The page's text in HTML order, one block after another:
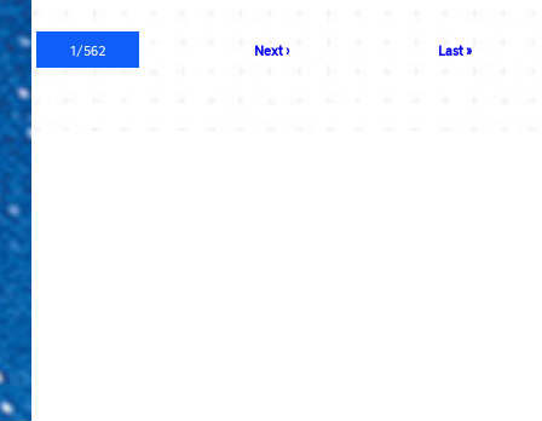
PaginationCurrent
page
1/562
Next
Next ›
Last
Last »